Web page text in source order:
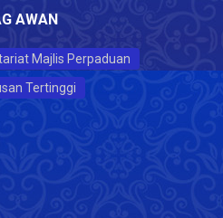
AWAN
Majlis Perpaduan
Tertinggi